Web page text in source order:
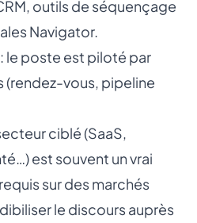
outils de séquençage
Navigator.
: le poste est piloté par
vous, pipeline
ciblé (SaaS,
est souvent un vrai
sur des marchés
le discours auprès